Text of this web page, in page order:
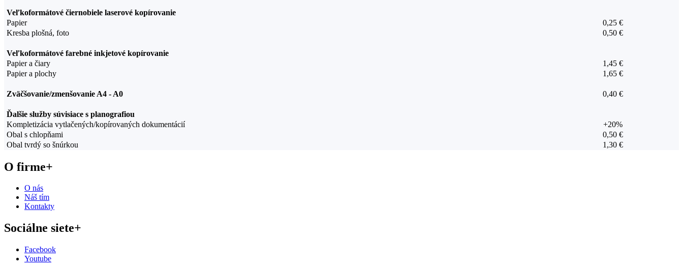
Veľkoformátové čiernobiele laserové kopírovanie
Papier
0,25 €
Kresba plošná, foto
0,50 €
Veľkoformátové farebné inkjetové kopírovanie
Papier a čiary
1,45 €
Papier a plochy
1,65 €
Zväčšovanie/zmenšovanie A4 - A0 0,40 €
Ďalšie služby súvisiace s planografiou
Kompletizácia vytlačených/kopírovaných dokumentácií
+20%
Obal s chlopňami
0,50 €
Obal tvrdý so šnúrkou
1,30 €
O firme+
O nás
Náš tím
Kontakty
Sociálne siete+
Facebook
Youtube